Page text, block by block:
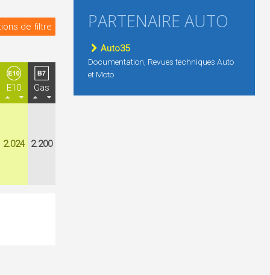
de filtre
E10 Gas
2.024 2.200
PARTENAIRE AUTO
Auto35
Documentation, Revues techniques Auto
et Moto